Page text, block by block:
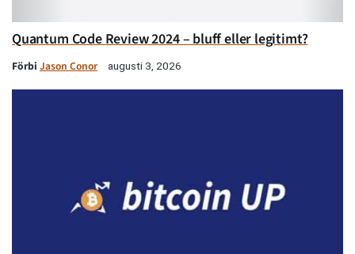
Quantum Code Review 2024 – bluff eller legitimt?
Förbi Jason Conor augusti 3, 2026